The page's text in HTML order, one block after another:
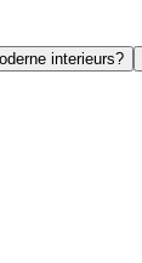
interieurs?